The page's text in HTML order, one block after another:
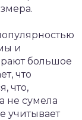
и
большое
что
что,
не сумела
учитывает